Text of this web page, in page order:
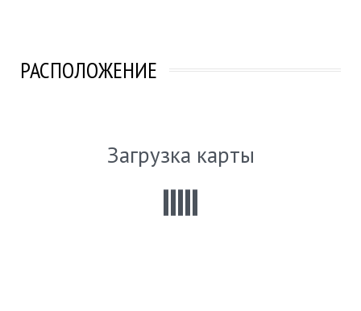
РАСПОЛОЖЕНИЕ
Загрузка карты